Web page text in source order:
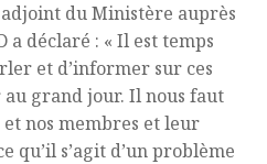
du Ministère auprès
a déclaré : « Il est temps
et d’informer sur ces
au grand jour. Il nous faut
nos membres et leur
qu’il s’agit d’un problème